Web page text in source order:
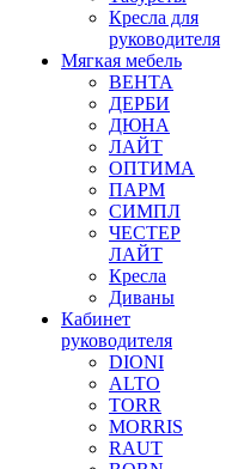
Кресла для
руководителя
Мягкая мебель
ВЕНТА
ДЕРБИ
ДЮНА
ЛАЙТ
ОПТИМА
ПАРМ
СИМПЛ
ЧЕСТЕР
ЛАЙТ
Кресла
Диваны
Кабинет
руководителя
DIONI
ALTO
TORR
MORRIS
RAUT